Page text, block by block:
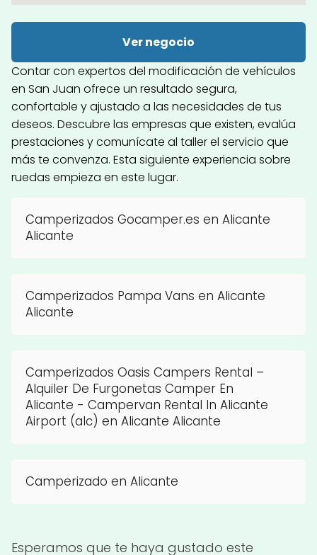
Ver negocio
Contar con expertos del modificación de vehículos
en San Juan ofrece un resultado segura,
confortable y ajustado a las necesidades de tus
deseos. Descubre las empresas que existen, evalúa
prestaciones y comunícate al taller el servicio que
más te convenza. Esta siguiente experiencia sobre
ruedas empieza en este lugar.
Camperizados Gocamper.es en Alicante
Alicante
Camperizados Pampa Vans en Alicante
Alicante
Camperizados Oasis Campers Rental –
Alquiler De Furgonetas Camper En
Alicante - Campervan Rental In Alicante
Airport (alc) en Alicante Alicante
Camperizado en Alicante
Esperamos que te haya gustado este